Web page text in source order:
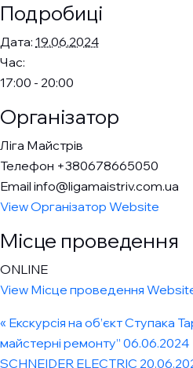
Подробиці
Дата: 19.06.2024
Час:
17:00 - 20:00
Організатор
Ліга Майстрів
Телефон +380678665050
Email info@ligamaistriv.com.ua
View Організатор Website
Місце проведення
ONLINE
View Місце проведення
« Екскурсія на об’єкт Ступака
майстерні ремонту” 06.06.2024
SCHNEIDER ELECTRIC